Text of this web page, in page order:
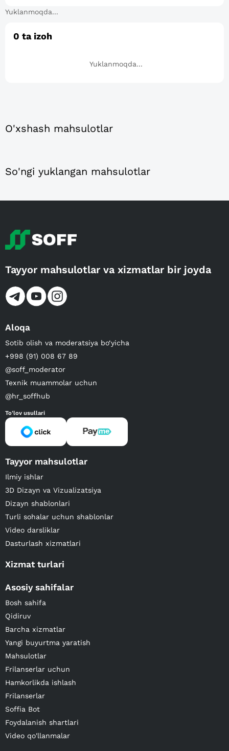
Yuklanmoqda...
0 ta izoh
Yuklanmoqda...
O'xshash mahsulotlar
So'ngi yuklangan mahsulotlar
Tayyor mahsulotlar va xizmatlar bir joyda
Aloqa
Sotib olish va moderatsiya bo‘yicha
+998 (91) 008 67 89
@soff_moderator
Texnik muammolar uchun
@hr_soffhub
To'lov usullari
Tayyor mahsulotlar
Ilmiy ishlar
3D Dizayn va Vizualizatsiya
Dizayn shablonlari
Turli sohalar uchun shablonlar
Video darsliklar
Dasturlash xizmatlari
Xizmat turlari
Asosiy sahifalar
Bosh sahifa
Qidiruv
Barcha xizmatlar
Yangi buyurtma yaratish
Mahsulotlar
Frilanserlar uchun
Hamkorlikda ishlash
Frilanserlar
Soffia Bot
Foydalanish shartlari
Video qo'llanmalar